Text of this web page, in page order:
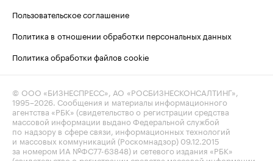
Пользовательское соглашение
Политика в отношении обработки персональных данных
Политика обработки файлов cookie
© ООО «БИЗНЕСПРЕСС», АО «РОСБИЗНЕСКОНСАЛТИНГ»,
1995–2026. Сообщения и материалы информационного
агентства «РБК» (свидетельство о регистрации средства
массовой информации выдано Федеральной службой
по надзору в сфере связи, информационных технологий
и массовых коммуникаций (Роскомнадзор) 09.12.2015
за номером ИА №ФС77-63848) и сетевого издания «РБК»